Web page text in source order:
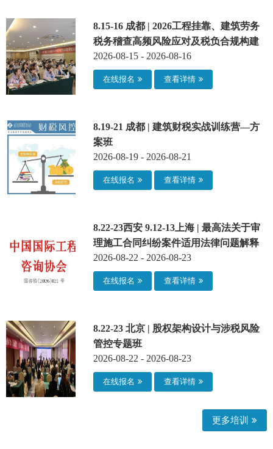
8.15-16 成都 | 2026工程挂靠、建筑劳务
税务稽查高频风险应对及税负合规构建
2026-08-15 - 2026-08-16
在线报名 查看详情
8.19-21 成都 | 建筑财税实战训练营—方
案班
2026-08-19 - 2026-08-21
在线报名 查看详情
8.22-23西安 9.12-13上海 | 最高法关于审
理施工合同纠纷案件适用法律问题解释
（二）核心原则及42个经典案例逐条解
析全文23条实务应用指南
2026-08-22 - 2026-08-23
在线报名 查看详情
8.22-23 北京 | 股权架构设计与涉税风险
管控专题班
2026-08-22 - 2026-08-23
在线报名 查看详情
更多培训